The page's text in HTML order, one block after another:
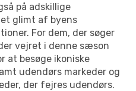
på adskillige
glimt af byens
For dem, der søger
vejret i denne sæson
at besøge ikoniske
udendørs markeder og
der fejres udendørs.